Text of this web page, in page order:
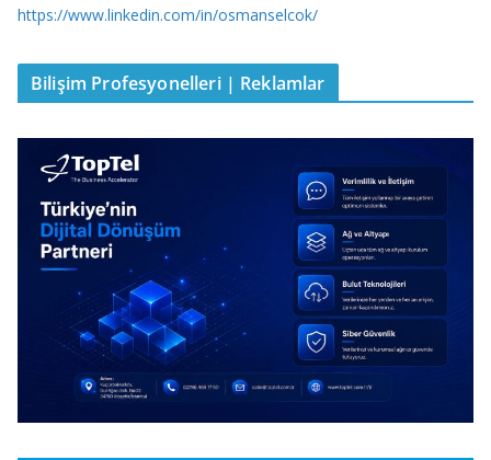
https://www.linkedin.com/in/osmanselcok/
Bilişim Profesyonelleri | Reklamlar